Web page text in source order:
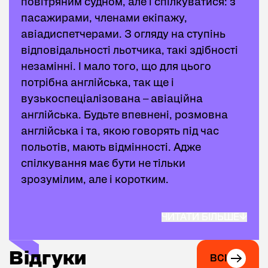
повітряним судном, але і спілкуватися: з
пасажирами, членами екіпажу,
авіадиспетчерами. З огляду на ступінь
відповідальності льотчика, такі здібності
незамінні. І мало того, що для цього
потрібна англійська, так ще і
вузькоспеціалізована – авіаційна
англійська. Будьте впевнені, розмовна
англійська і та, якою говорять під час
польотів, мають відмінності. Адже
спілкування має бути не тільки
зрозумілим, але і коротким.
Курси англійської для пілотів підходять
на спеціальність в галузі авіації; вже чинним
студентам авіаційних і технічних ВНЗ як НАУ;
Відгуки
Відгуки ВСІ